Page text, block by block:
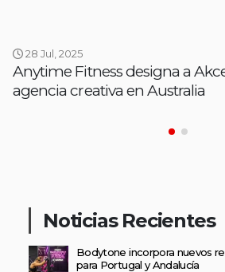
28 Jul, 2025
Anytime Fitness designa a
agencia creativa en Australia
Noticias Recientes
Bodytone incorpora nuevos
para Portugal y Andalucía